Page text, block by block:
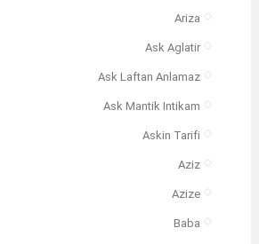
Ariza
Ask Aglatir
Ask Laftan Anlamaz
Ask Mantik Intikam
Askin Tarifi
Aziz
Azize
Baba